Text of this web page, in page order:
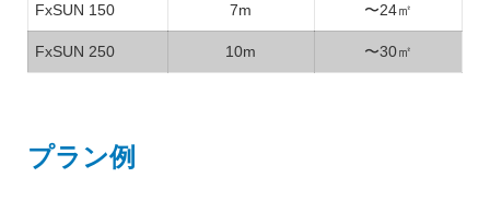
FxSUN 150 7m 〜24㎡
FxSUN 250 10m 〜30㎡
プラン例